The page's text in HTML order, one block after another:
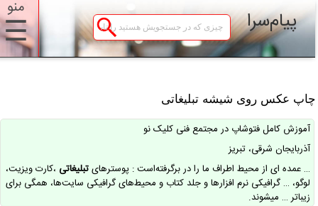
منو
☰ پیام‌سرا
چاپ عکس روی شیشه تبلیغاتی
آموزش کامل فتوشاپ در مجتمع فنی کلیک نو
آذربایجان شرقی، تبریز
… عمده ای از محیط اطراف ما را در برگرفته‌است : پوسترهایتبلیغاتی،کارت ویزیت،
لوگو، … گرافیکی نرم افزارها و جلد کتاب و محیط‌های گرافیکی سایت‌ها، همگی برای
زیباتر … میشوند.